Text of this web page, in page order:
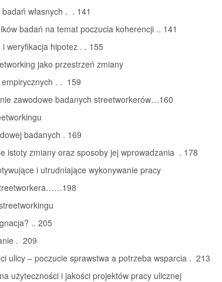
własnych . . 141
badań na temat poczucia koherencji .. 141
weryfikacja hipotez . . 155
jako przestrzeń zmiany
. . 159
zawodowe badanych streetworkerów…160
badanych . 169
istoty zmiany oraz sposoby jej wprowadzania . 178
i utrudniające wykonywanie pracy
.. 205
. 209
ulicy – poczucie sprawstwa a potrzeba wsparcia . 213
użyteczności i jakości projektów pracy ulicznej